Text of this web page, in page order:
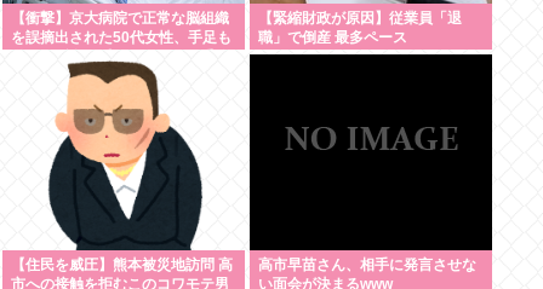
【衝撃】京大病院で正常な脳組織
を誤摘出された50代女性、手足も
状態に…「意識はある」
【緊縮財政が原因】従業員「退
職」で倒産 最多ペース
【住民を威圧】熊本被災地訪問 高
市への接触を拒むこのコワモテ男
高市早苗さん、相手に発言させな
い面会が決まるwww